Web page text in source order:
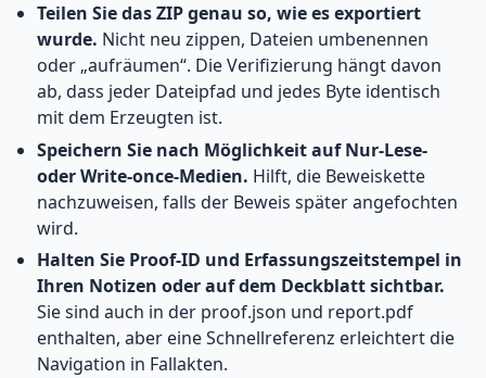
Teilen Sie das ZIP genau so, wie es exportiert
wurde. Nicht neu zippen, Dateien umbenennen
oder „aufräumen“. Die Verifizierung hängt davon
ab, dass jeder Dateipfad und jedes Byte identisch
mit dem Erzeugten ist.
Speichern Sie nach Möglichkeit auf Nur-Lese-
oder Write-once-Medien. Hilft, die Beweiskette
nachzuweisen, falls der Beweis später angefochten
wird.
Halten Sie Proof-ID und Erfassungszeitstempel in
Ihren Notizen oder auf dem Deckblatt sichtbar.
Sie sind auch in der proof.json und report.pdf
enthalten, aber eine Schnellreferenz erleichtert die
Navigation in Fallakten.